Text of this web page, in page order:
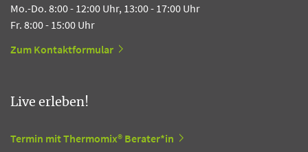
Mo.-Do. 8:00 - 12:00 Uhr, 13:00 - 17:00 Uhr
Fr. 8:00 - 15:00 Uhr
Zum Kontaktformular
Live erleben!
Termin mit Thermomix® Berater*in